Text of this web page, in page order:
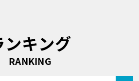
ンキング
RANKING